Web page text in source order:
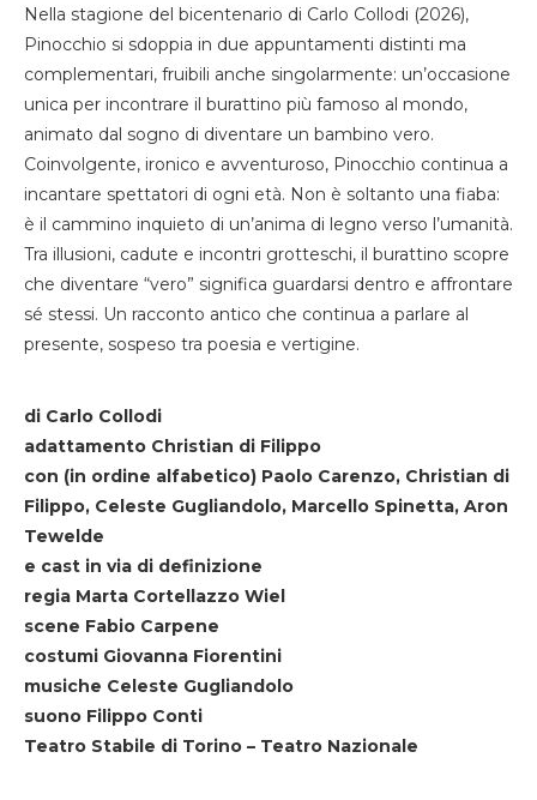
Nella stagione del bicentenario di Carlo Collodi (2026),
Pinocchio si sdoppia in due appuntamenti distinti ma
complementari, fruibili anche singolarmente: un’occasione
unica per incontrare il burattino più famoso al mondo,
animato dal sogno di diventare un bambino vero.
Coinvolgente, ironico e avventuroso, Pinocchio continua a
incantare spettatori di ogni età. Non è soltanto una fiaba:
è il cammino inquieto di un’anima di legno verso l’umanità.
Tra illusioni, cadute e incontri grotteschi, il burattino scopre
che diventare “vero” significa guardarsi dentro e affrontare
sé stessi. Un racconto antico che continua a parlare al
presente, sospeso tra poesia e vertigine.
di Carlo Collodi
adattamento Christian di Filippo
con (in ordine alfabetico) Paolo Carenzo, Christian di
Filippo, Celeste Gugliandolo, Marcello Spinetta, Aron
Tewelde
e cast in via di definizione
regia Marta Cortellazzo Wiel
scene Fabio Carpene
costumi Giovanna Fiorentini
musiche Celeste Gugliandolo
suono Filippo Conti
Teatro Stabile di Torino – Teatro Nazionale